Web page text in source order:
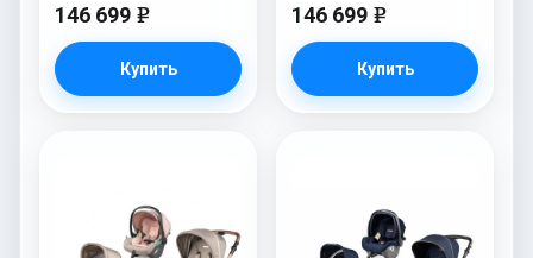
146 699 e
Купить
146 699 e
Купить